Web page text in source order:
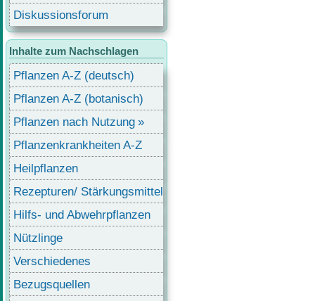
Diskussionsforum
Inhalte zum Nachschlagen
Pflanzen A-Z (deutsch)
Pflanzen A-Z (botanisch)
Pflanzen nach Nutzung
Pflanzenkrankheiten A-Z
Heilpflanzen
Rezepturen/ Stärkungsmittel
Hilfs- und Abwehrpflanzen
Nützlinge
Verschiedenes
Bezugsquellen